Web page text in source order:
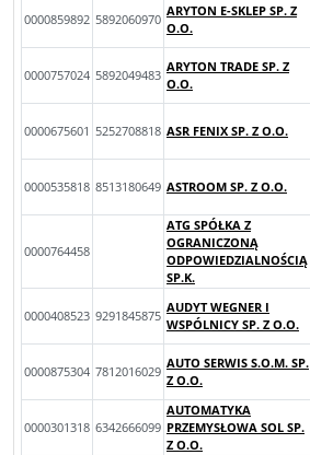
0000859892 5892060970
ARYTON E-SKLEP SP. Z
O.O.
0000757024 5892049483
ARYTON TRADE SP. Z
O.O.
0000675601 5252708818 ASR FENIX SP. Z O.O.
0000535818 8513180649 ASTROOM SP. Z O.O.
0000764458
ATG SPÓŁKA Z
OGRANICZONĄ
ODPOWIEDZIALNOŚCIĄ
SP.K.
0000408523 9291845875
AUDYT WEGNER I
WSPÓLNICY SP. Z O.O.
0000875304 7812016029
AUTO SERWIS S.O.M. SP.
Z O.O.
0000301318 6342666099
AUTOMATYKA
PRZEMYSŁOWA SOL SP.
Z O.O.